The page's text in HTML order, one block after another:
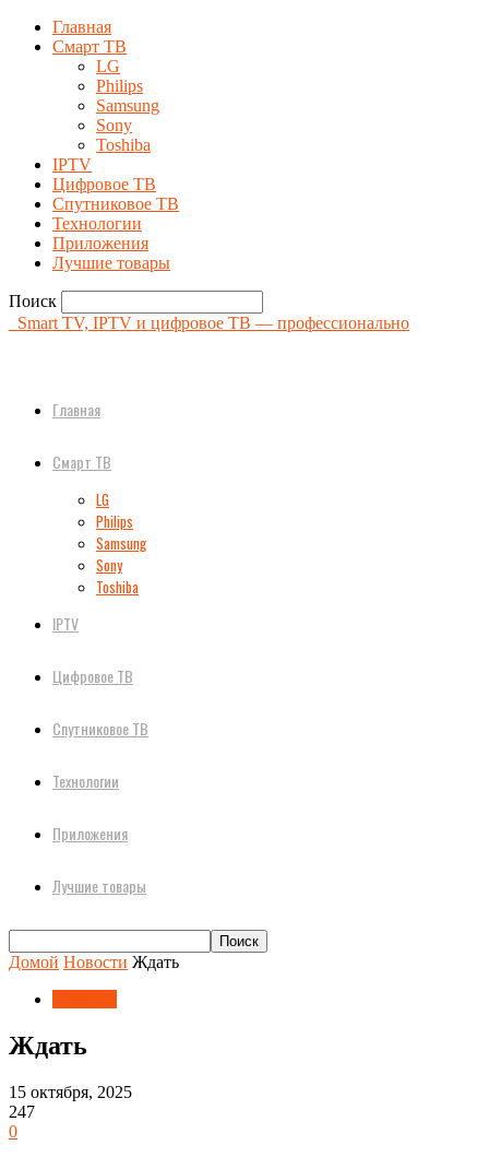
Главная
Смарт ТВ
LG
Philips
Samsung
Sony
Toshiba
IPTV
Цифровое ТВ
Спутниковое ТВ
Технологии
Приложения
Лучшие товары
Поиск
Smart TV, IPTV и цифровое ТВ — профессионально
Главная
Смарт ТВ
LG
Philips
Samsung
Sony
Toshiba
IPTV
Цифровое ТВ
Спутниковое ТВ
Технологии
Приложения
Лучшие товары
Домой Новости Ждать
Ждать
15 октября, 2025
247
0